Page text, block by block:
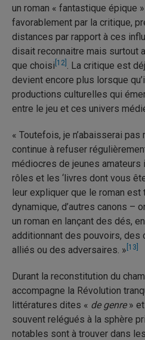
un roman « fantastique épique
favorablement par la critique,
distances par rapport à ces
disait reconnaitre mais surtout
que choisi [12] . La critique est
devient encore plus lorsque
productions culturelles qui
entre le jeu et ces univers
« Toutefois, je n’abaisserai
continue à refuser
médiocres de jeunes amateurs
rôles et les ‘livres dont vous
leur expliquer que le roman est
dynamique, d’autres canons –
un roman en lançant des dés,
additionnant des pouvoirs, des
alliés ou des adversaires. » [13]
Durant la reconstitution du
accompagne la Révolution
littératures dites « de genre» et
souvent relégués à la sphère
notables sont à trouver dans